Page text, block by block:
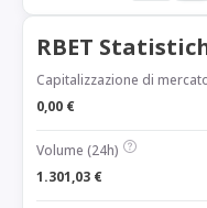
RBET
Capitalizzazione di
0,00 €
Volume (24h)
1.301,03 €